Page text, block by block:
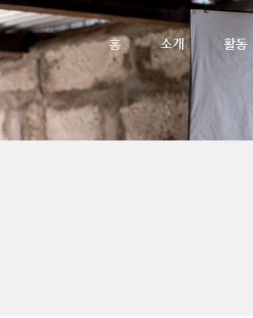
홈 소개 활동